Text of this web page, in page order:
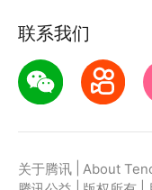
联系我们
关于腾讯 About